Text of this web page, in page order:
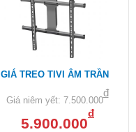
GIÁ TREO TIVI ÂM TRẦN
Giá niêm yết: 7.500.000
đ
5.900.000
đ